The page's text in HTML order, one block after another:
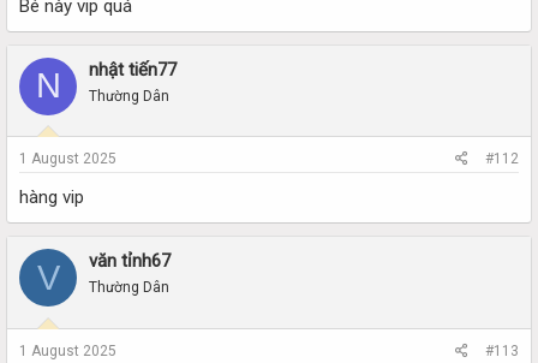
Bé này vip quá
N nhật tiến77
Thường Dân
1 August 2025 #112
hàng vip
V văn tỉnh67
Thường Dân
1 August 2025 #113